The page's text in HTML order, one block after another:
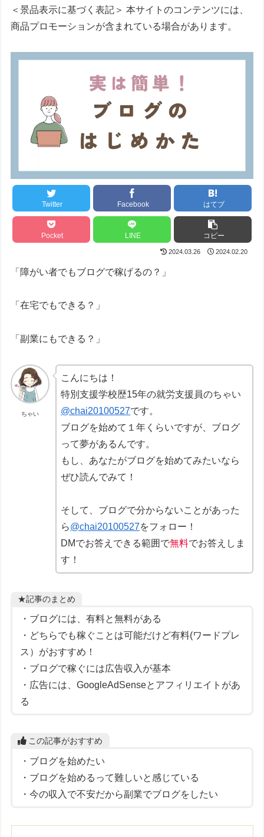
＜景品表示に基づく表記＞ 本サイトのコンテンツには、
商品プロモーションが含まれている場合があります。
Twitter Facebook はてブ
Pocket LINE コピー
2024.03.26 2024.02.20
「障がい者でもブログで稼げるの？」
「在宅でもできる？」
「副業にもできる？」
ちゃい
こんにちは！
特別支援学校歴15年の就労支援員のちゃい
@chai20100527です。
ブログを始めて１年くらいですが、ブログ
って夢があるんです。
もし、あなたがブログを始めてみたいなら
ぜひ読んでみて！
そして、ブログで分からないことがあった
ら@chai20100527をフォロー！
DMでお答えできる範囲で無料でお答えしま
す！
★記事のまとめ
・ブログには、有料と無料がある
・どちらでも稼ぐことは可能だけど有料(ワードプレ
ス）がおすすめ！
・ブログで稼ぐには広告収入が基本
・広告には、GoogleAdSenseとアフィリエイトがあ
る
この記事がおすすめ
・ブログを始めたい
・ブログを始めるって難しいと感じている
・今の収入で不安だから副業でブログをしたい